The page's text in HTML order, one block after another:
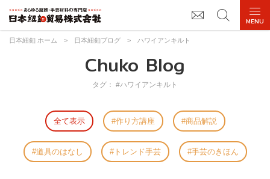
日本紐釦 ホーム > 日本紐釦ブログ > ハワイアンキルト
Chuko Blog
タグ： #ハワイアンキルト
全て表示 作り方講座 商品解説
道具のはなし トレンド手芸 手芸のきほん